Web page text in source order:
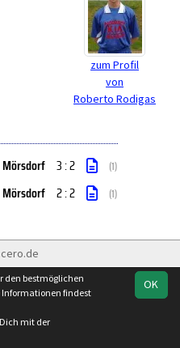
zum Profil
von
Roberto Rodigas
Mörsdorf 3 : 2 (1)
Mörsdorf 2 : 2 (1)
- 2026
Impressum Datenschutz
OK
den bestmöglichen
Informationen findest
mit der